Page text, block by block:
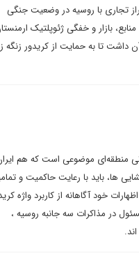
تجاری با روسیه در وضعیت جنگی
بازار و خفگی ژئوپلتیک
داشت تا به حمایت از کریدور زنگه
منطقه‌ای موضوعی است که هم
ها، باید با رعایت حاکمیت و
خود آگاهانه از کاربرد واژه
در مذاکرات سه جانبه روسیه ،